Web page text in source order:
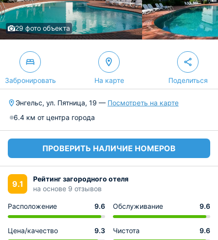
29 фото объекта
Забронировать На карте Поделиться
Энгельс, ул. Пятница, 19 — Посмотреть на карте
6.4 км от центра города
ПРОВЕРИТЬ НАЛИЧИЕ НОМЕРОВ
9.1
Рейтинг загородного отеля
на основе 9 отзывов
Расположение 9.6 Обслуживание 9.6
Цена/качество 9.3 Чистота 9.6